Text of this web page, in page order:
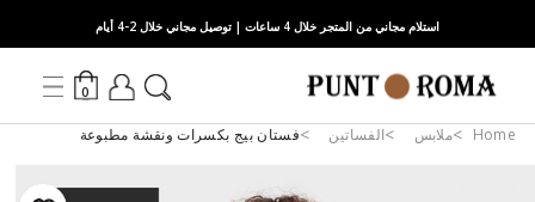
استلام مجاني من المتجر خلال 4 ساعات | توصيل مجاني خلال 2-4 أيام
0
Home ملابس الفساتين فستان بيج بكسرات ونقشة مطبوعة